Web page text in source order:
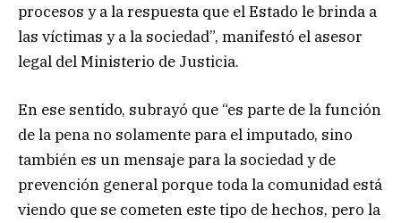
procesos y a la respuesta que el Estado le brinda a
las víctimas y a la sociedad”, manifestó el asesor
legal del Ministerio de Justicia.
En ese sentido, subrayó que “es parte de la función
de la pena no solamente para el imputado, sino
también es un mensaje para la sociedad y de
prevención general porque toda la comunidad está
viendo que se cometen este tipo de hechos, pero la